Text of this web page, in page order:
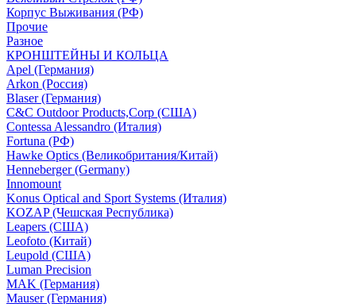
Корпус Выживания (РФ)
Прочие
Разное
КРОНШТЕЙНЫ И КОЛЬЦА
Apel (Германия)
Arkon (Россия)
Blaser (Германия)
C&C Outdoor Products,Corp (США)
Contessa Alessandro (Италия)
Fortuna (РФ)
Hawke Optics (Великобритания/Китай)
Henneberger (Germany)
Innomount
Konus Optical and Sport Systems (Италия)
KOZAP (Чешская Республика)
Leapers (США)
Leofoto (Китай)
Leupold (США)
Luman Precision
MAK (Германия)
Mauser (Германия)